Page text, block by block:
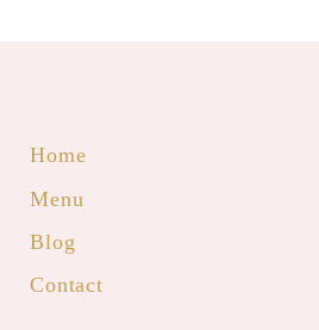
Home
Menu
Blog
Contact